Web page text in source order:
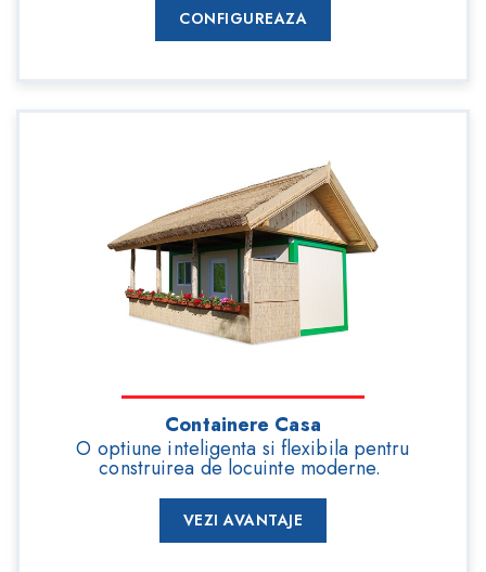
CONFIGUREAZA
Containere Casa
O optiune inteligenta si flexibila pentru
construirea de locuinte moderne.
VEZI AVANTAJE